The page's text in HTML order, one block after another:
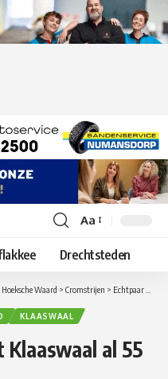
Lettergrootte
aanpassen
Aa
Drechtsteden
Waard > Cromstrijen > Echtpaar Quartel uit Klaaswaal al 55 jaar een paar
KLAASWAAL
al 55